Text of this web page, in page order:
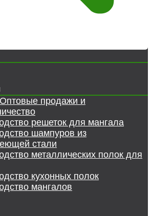
продажи и
решеток для мангала
шампуров из
стали
металлических полок для
кухонных полок
мангалов